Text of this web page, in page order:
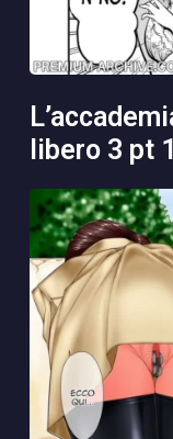
l’accademia dell’accoppiamento
libero 3 pt 1